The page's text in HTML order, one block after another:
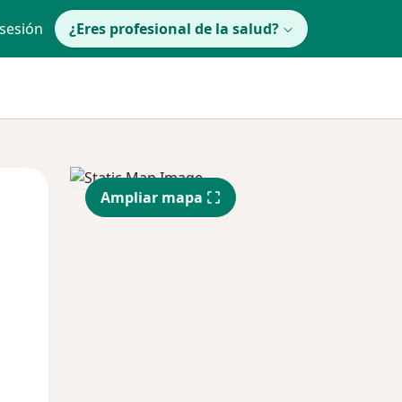
¿Eres profesional de la salud?
Jue
13 Ago
Vie
14 Ago
Ampliar mapa